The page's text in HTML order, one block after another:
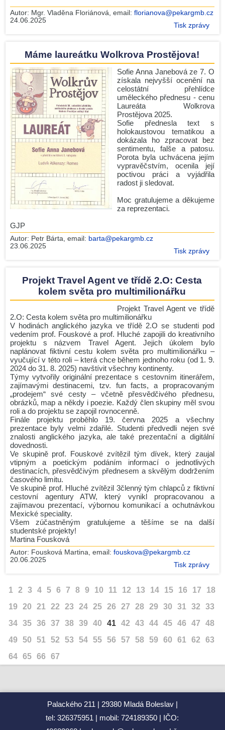
Autor: Mgr. Vladěna Floriánová, email: florianova@pekargmb.cz
24.06.2025
Tisk zprávy
Máme laureátku Wolkrova Prostějova!
Sofie Anna Janebová ze 7. O
získala nejvyšší ocenění na
celostátní přehlídce
uměleckého přednesu - cenu
Laureáta Wolkrova
Prostějova 2025.
Sofie přednesla text s
holokaustovou tematikou a
dokázala ho zpracovat bez
sentimentu, falše a patosu.
Porota byla uchvácena jejím
vypravěčstvím, ocenila její
poctivou práci a vyjádřila
radost ji sledovat.
Moc gratulujeme a děkujeme
za reprezentaci.
GJP
Autor: Petr Bárta, email: barta@pekargmb.cz
23.06.2025
Tisk zprávy
Projekt Travel Agent ve třídě 2.O: Cesta
kolem světa pro multimilionářku
Projekt Travel Agent ve třídě
2.O: Cesta kolem světa pro multimilionářku
V hodinách anglického jazyka ve třídě 2.O se studenti pod
vedením prof. Fouskové a prof. Hluché zapojili do kreativního
projektu s názvem Travel Agent. Jejich úkolem bylo
naplánovat fiktivní cestu kolem světa pro multimilionářku –
vyučující v této roli – která chce během jednoho roku (od 1. 9.
2024 do 31. 8. 2025) navštívit všechny kontinenty.
Týmy vytvořily originální prezentace s cestovním itinerářem,
zajímavými destinacemi, tzv. fun facts, a propracovaným
„prodejem“ své cesty – včetně přesvědčivého přednesu,
obrázků, map a někdy i poezie. Každý člen skupiny měl svou
roli a do projektu se zapojil rovnocenně.
Finále projektu proběhlo 19. června 2025 a všechny
prezentace byly velmi zdařilé. Studenti předvedli nejen své
znalosti anglického jazyka, ale také prezentační a digitální
dovednosti.
Ve skupině prof. Fouskové zvítězil tým dívek, který zaujal
vtipným a poetickým podáním informací o jednotlivých
destinacích, přesvědčivým přednesem a skvělým dodržením
časového limitu.
Ve skupině prof. Hluché zvítězil 3členný tým chlapců z fiktivní
cestovní agentury ATW, který vynikl propracovanou a
zajímavou prezentací, výbornou komunikací a ochutnávkou
Mexické speciality.
Všem zúčastněným gratulujeme a těšíme se na další
studentské projekty!
Martina Fousková
Autor: Fousková Martina, email: fouskova@pekargmb.cz
20.06.2025
Tisk zprávy
1 2 3 4 5 6 7 8 9 10 11 12 13 14 15 16 17
18
19 20 21 22 23 24 25 26 27 28 29 30 31 32
33
34 35 36 37 38 39 40 41 42 43 44 45 46 47
48
49 50 51 52 53 54 55 56 57 58 59 60 61 62
63
64 65 66 67
Palackého 211
29380 Mladá Boleslav
tel: 326375951
mobil: 724189350
IČO: